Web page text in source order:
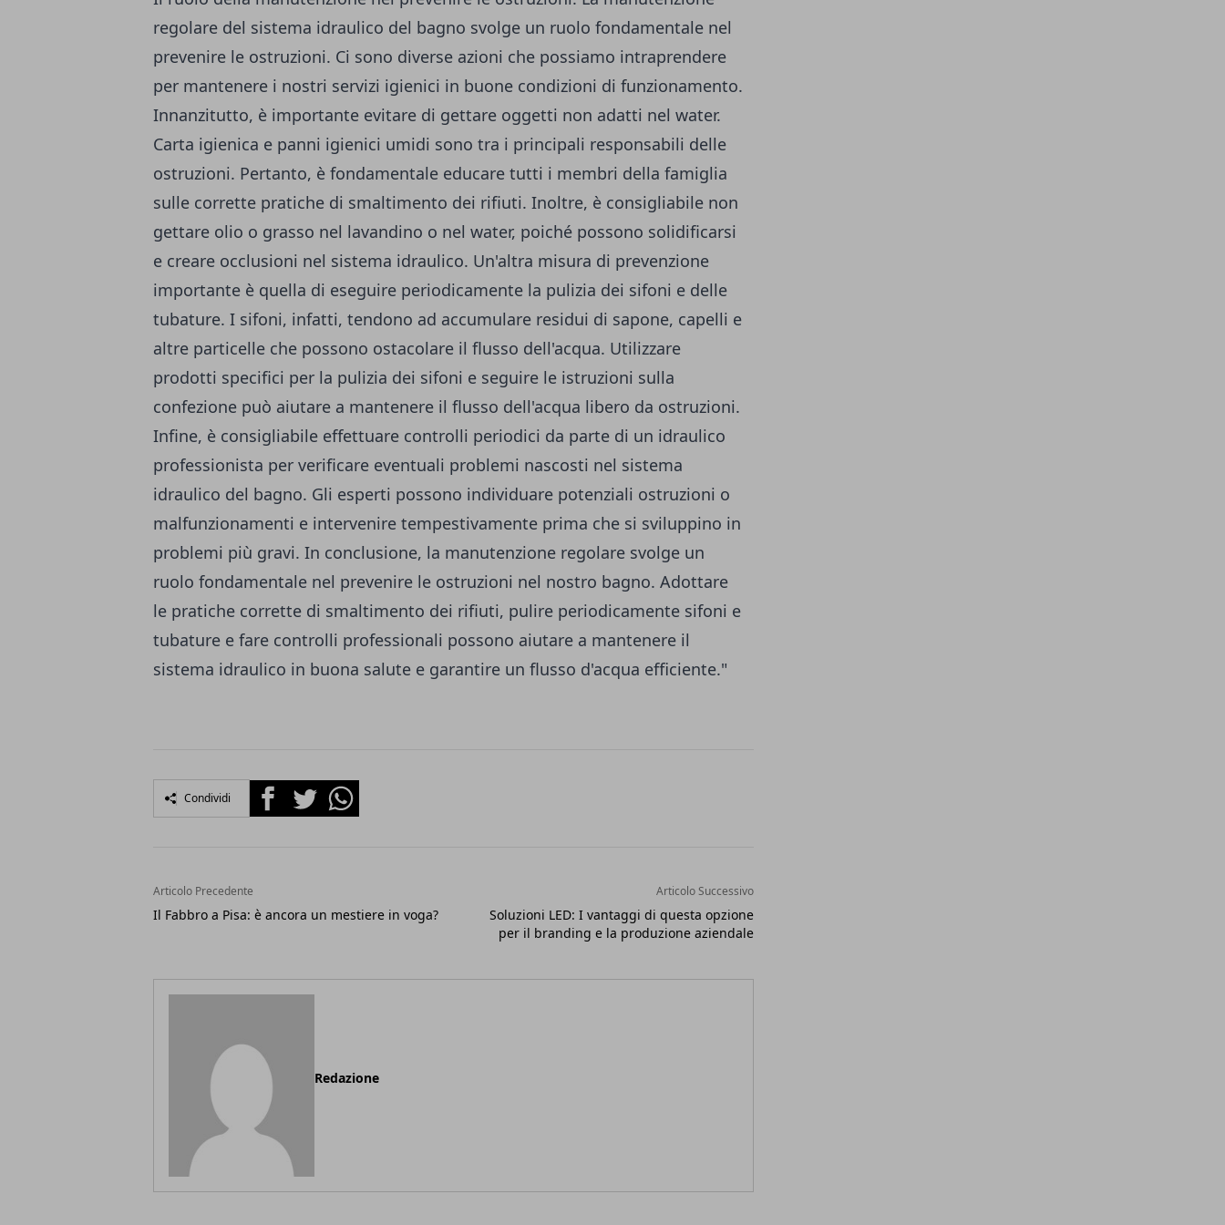
regolare del sistema idraulico del bagno svolge un ruolo fondamentale nel
prevenire le ostruzioni. Ci sono diverse azioni che possiamo intraprendere
per mantenere i nostri servizi igienici in buone condizioni di funzionamento.
Innanzitutto, è importante evitare di gettare oggetti non adatti nel water.
Carta igienica e panni igienici umidi sono tra i principali responsabili delle
ostruzioni. Pertanto, è fondamentale educare tutti i membri della famiglia
sulle corrette pratiche di smaltimento dei rifiuti. Inoltre, è consigliabile non
gettare olio o grasso nel lavandino o nel water, poiché possono solidificarsi
e creare occlusioni nel sistema idraulico. Un'altra misura di prevenzione
importante è quella di eseguire periodicamente la pulizia dei sifoni e delle
tubature. I sifoni, infatti, tendono ad accumulare residui di sapone, capelli e
altre particelle che possono ostacolare il flusso dell'acqua. Utilizzare
prodotti specifici per la pulizia dei sifoni e seguire le istruzioni sulla
confezione può aiutare a mantenere il flusso dell'acqua libero da ostruzioni.
Infine, è consigliabile effettuare controlli periodici da parte di un idraulico
professionista per verificare eventuali problemi nascosti nel sistema
idraulico del bagno. Gli esperti possono individuare potenziali ostruzioni o
malfunzionamenti e intervenire tempestivamente prima che si sviluppino in
problemi più gravi. In conclusione, la manutenzione regolare svolge un
ruolo fondamentale nel prevenire le ostruzioni nel nostro bagno. Adottare
le pratiche corrette di smaltimento dei rifiuti, pulire periodicamente sifoni e
tubature e fare controlli professionali possono aiutare a mantenere il
sistema idraulico in buona salute e garantire un flusso d'acqua efficiente."
Condividi FacebookTwitterWhatsapp
Articolo Precedente
Il Fabbro a Pisa: è ancora un mestiere in voga?
Articolo Successivo
Soluzioni LED: I vantaggi di questa opzione
per il branding e la produzione aziendale
Redazione